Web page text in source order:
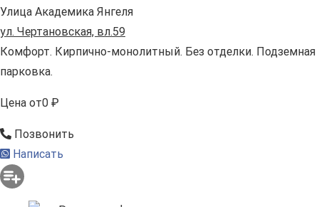
Улица Академика Янгеля
ул. Чертановская, вл.59
Комфорт. Кирпично-монолитный. Без отделки. Подземная
парковка.
Цена от0 ₽
Позвонить
Написать